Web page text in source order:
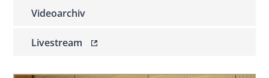
Videoarchiv
Livestream